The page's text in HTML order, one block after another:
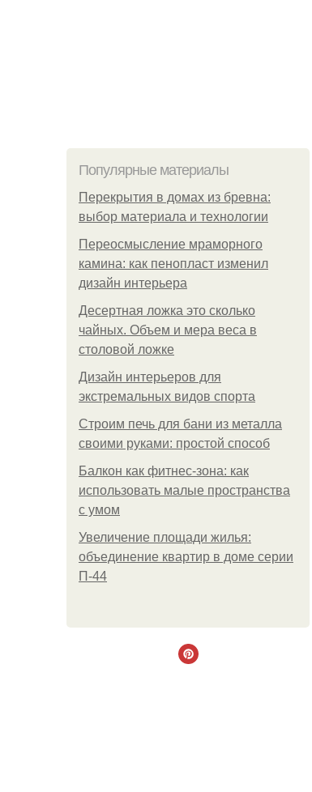
Популярные материалы
Перекрытия в домах из бревна:
выбор материала и технологии
Переосмысление мраморного
камина: как пенопласт изменил
дизайн интерьера
Десертная ложка это сколько
чайных. Объем и мера веса в
столовой ложке
Дизайн интерьеров для
экстремальных видов спорта
Строим печь для бани из металла
своими руками: простой способ
Балкон как фитнес-зона: как
использовать малые пространства
с умом
Увеличение площади жилья:
объединение квартир в доме серии
П-44